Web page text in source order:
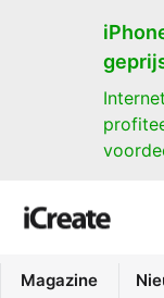
Magazine